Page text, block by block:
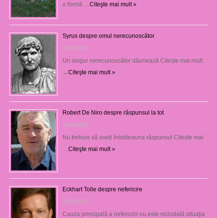
o formă … Citeşte mai mult »
Syrus despre omul nerecunoscător
11/09/2023
Un singur nerecunoscător dăunează Citește mai mult
→Citeşte mai mult »
Robert De Niro despre răspunsul la tot
10/09/2023
Nu trebuie să aveți întotdeauna răspunsul Citește mai
Citeşte mai mult »
Eckhart Tolle despre nefericire
09/09/2023
Cauza principală a nefericirii nu este niciodată situaţia